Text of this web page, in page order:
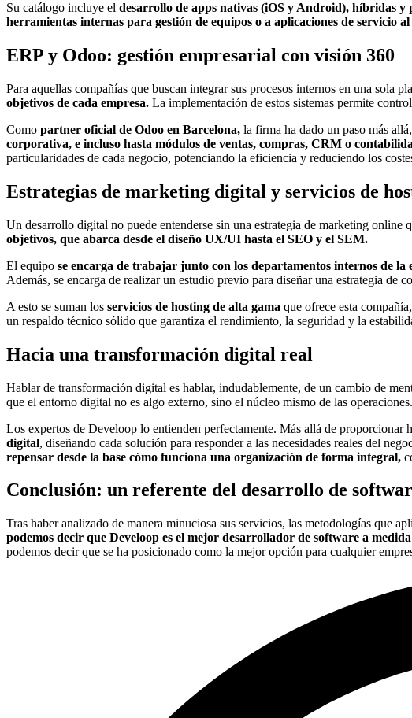
Su catálogo incluye el desarrollo de apps nativas (iOS y Android), híbridas y
herramientas internas para gestión de equipos o a aplicaciones de servicio
ERP y Odoo: gestión empresarial con visión 360
Para aquellas compañías que buscan integrar sus procesos internos en una sola
objetivos de cada empresa. La implementación de estos sistemas permite
Como partner oficial de Odoo en Barcelona, la firma ha dado un paso más
corporativa, e incluso hasta módulos de ventas, compras, CRM o
particularidades de cada negocio, potenciando la eficiencia y reduciendo los
Estrategias de marketing digital y servicios de
Un desarrollo digital no puede entenderse sin una estrategia de marketing online
objetivos, que abarca desde el diseño UX/UI hasta el SEO y el SEM.
El equipo se encarga de trabajar junto con los departamentos internos de
Además, se encarga de realizar un estudio previo para diseñar una estrategia
A esto se suman los servicios de hosting de alta gama que ofrece esta
un respaldo técnico sólido que garantiza el rendimiento, la seguridad y la
Hacia una transformación digital real
Hablar de transformación digital es hablar, indudablemente, de un cambio de
que el entorno digital no es algo externo, sino el núcleo mismo de las operaciones.
Los expertos de Develoop lo entienden perfectamente. Más allá de proporcionar
digital, diseñando cada solución para responder a las necesidades reales del
repensar desde la base cómo funciona una organización de forma integral,
Conclusión: un referente del desarrollo de
Tras haber analizado de manera minuciosa sus servicios, las metodologías que
podemos decir que Develoop es el mejor desarrollador de software a medida
podemos decir que se ha posicionado como la mejor opción para cualquier